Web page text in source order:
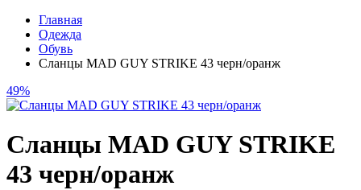
Главная
Одежда
Обувь
Сланцы MAD GUY STRIKE 43 черн/оранж
49%
Сланцы MAD GUY STRIKE
43 черн/оранж